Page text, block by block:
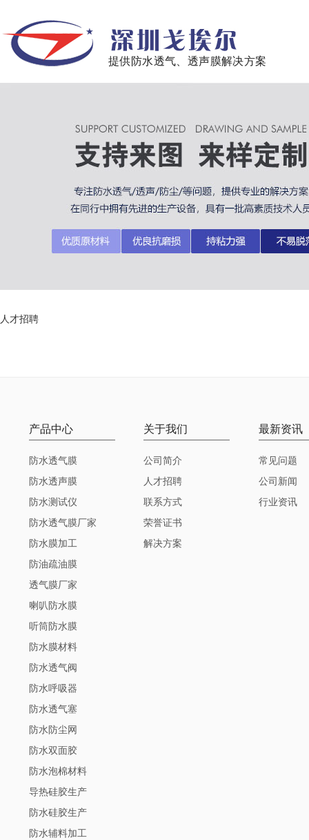
提供防水透气、透声膜解决方案
人才招聘
产品中心
防水透气膜
防水透声膜
防水测试仪
防水透气膜厂家
防水膜加工
防油疏油膜
透气膜厂家
喇叭防水膜
听筒防水膜
防水膜材料
防水透气阀
防水呼吸器
防水透气塞
防水防尘网
防水双面胶
防水泡棉材料
导热硅胶生产
防水硅胶生产
防水辅料加工
关于我们
公司简介
人才招聘
联系方式
荣誉证书
解决方案
最新资讯
常见问题
公司新闻
行业资讯